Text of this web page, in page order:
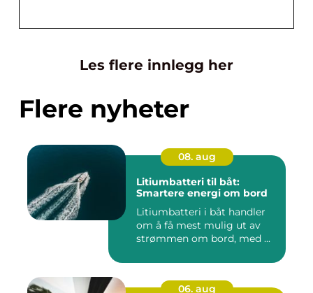
Les flere innlegg her
Flere nyheter
08. aug
Litiumbatteri til båt:
Smartere energi om bord
Litiumbatteri i båt handler
om å få mest mulig ut av
strømmen om bord, med ...
06. aug